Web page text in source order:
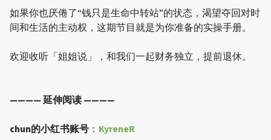
如果你也厌倦了“钱只是生命中转站”的状态，渴望夺回对时
间和生活的主动权，这期节目就是为你准备的实操手册。
欢迎收听「姐姐说」，和我们一起财务独立，提前退休。
———— 延伸阅读 ————
chun的小红书账号 ： KyreneR